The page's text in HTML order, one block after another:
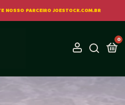
NOSSO PARCEIRO JOESTOCK.COM.BR
0